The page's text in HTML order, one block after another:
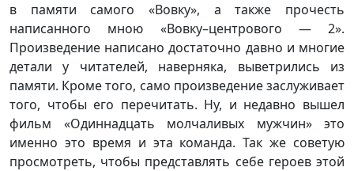
в памяти самого «Вовку», а также прочесть
написанного мною «Вовку–центрового — 2».
Произведение написано достаточно давно и многие
детали у читателей, наверняка, выветрились из
памяти. Кроме того, само произведение заслуживает
того, чтобы его перечитать. Ну, и недавно вышел
фильм «Одиннадцать молчаливых мужчин» это
именно это время и эта команда. Так же советую
просмотреть, чтобы представлять себе героев этой